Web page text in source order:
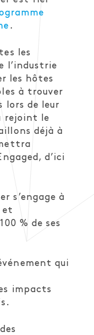
.
les
l’industrie
les hôtes
à trouver
lors de leur
rejoint le
déjà à
d’ici
s’engage à
et
% de ses
qui
impacts